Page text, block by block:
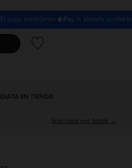
El pago medidante is already available
EN TIENDA
Seleccione una tienda →